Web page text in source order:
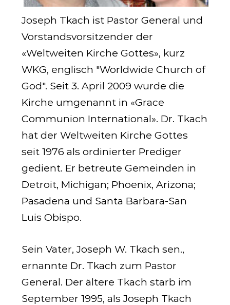
Joseph Tkach ist Pastor General und
Vorstandsvorsitzender der
«Weltweiten Kirche Gottes», kurz
WKG, englisch "Worldwide Church of
God". Seit 3. April 2009 wurde die
Kirche umgenannt in «Grace
Communion International». Dr. Tkach
hat der Weltweiten Kirche Gottes
seit 1976 als ordinierter Prediger
gedient. Er betreute Gemeinden in
Detroit, Michigan; Phoenix, Arizona;
Pasadena und Santa Barbara-San
Luis Obispo.
Sein Vater, Joseph W. Tkach sen.,
ernannte Dr. Tkach zum Pastor
General. Der ältere Tkach starb im
September 1995, als Joseph Tkach